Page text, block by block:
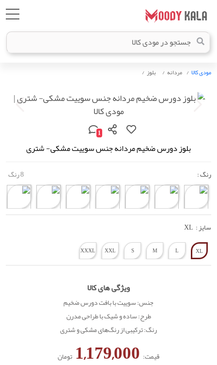
مودی کالا مردانه بلوز
1
بلوز دورس ضخیم مردانه جنس سوییت مشکی- شتری
رنگ : 8 رنگ
سایز : XL
XL
L
M
S
XXL
XXXL
ویژگی های کالا
جنس: سوییت با بافت دورس ضخیم
طرح: ساده و شیک با طراحی مدرن
رنگ: ترکیبی از رنگ‌های مشکی و شتری
قیمت:
تومان